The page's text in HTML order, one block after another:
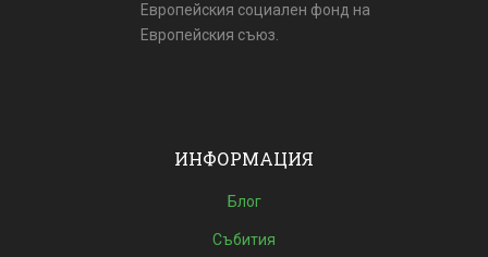
Европейския социален фонд на
Европейския съюз.
ИНФОРМАЦИЯ
Блог
Събития